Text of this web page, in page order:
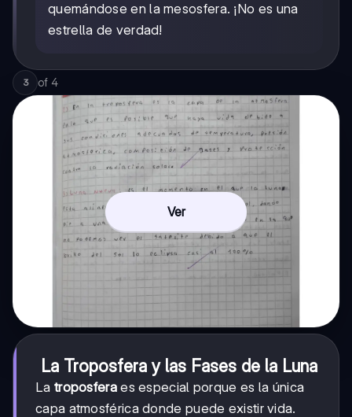
quemándose en la mesosfera. ¡No es una
estrella de verdad!
3 of 4
Ver
La Troposfera y las Fases de la Luna
La troposferaes especial porque es la única
capa atmosférica donde puede existir vida.